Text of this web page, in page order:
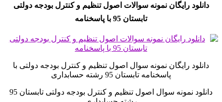
دانلود رایگان نمونه سوالات اصول تنظیم و کنترل بودجه دولتی
تابستان 95 با پاسخنامه
دانلود رایگان نمونه سوال اصول تنظیم و کنترل بودجه دولتی با
پاسخنامه تابستان 95 رشته حسابداری
دانلود نمونه سوال اصول تنظیم و کنترل بودجه دولتی تابستان 95